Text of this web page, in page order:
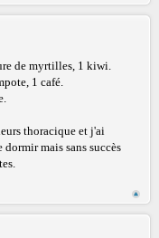
de myrtilles, 1 kiwi.
1 café.
thoracique et j'ai
mais sans succès